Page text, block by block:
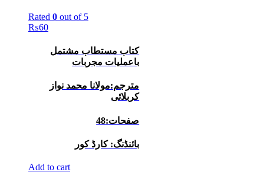
Rated 0 out of 5
₨60
کتاب مستطاب مشتمل
باعملیات مجربات
مترجم:مولانا محمد نواز
کربلائی
صفحات:48
بائنڈنگ: کارڈ کور
Add to cart